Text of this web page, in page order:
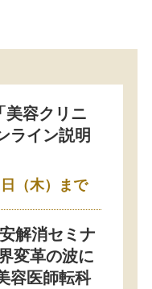
美容クリニ
ライン説明
（木）まで
解消セミナ
変革の波に
容医師転科